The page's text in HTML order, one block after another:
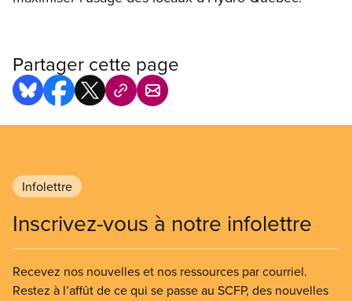
Partager cette page
Infolettre
Inscrivez-vous à notre infolettre
Recevez nos nouvelles et nos ressources par courriel.
Restez à l’affût de ce qui se passe au SCFP, des nouvelles